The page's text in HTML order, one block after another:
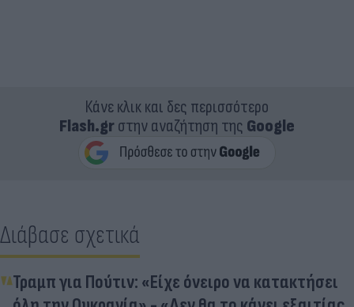
Κάνε κλικ και δες περισσότερο
Flash.grστην αναζήτηση της Google
Διάβασε σχετικά
Τραμπ για Πούτιν: «Είχε όνειρο να κατακτήσει